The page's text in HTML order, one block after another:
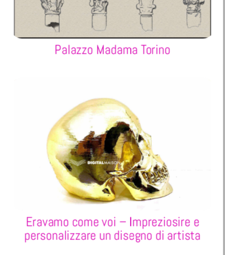
Palazzo Madama Torino
Eravamo come voi – Impreziosire e
personalizzare un disegno di artista